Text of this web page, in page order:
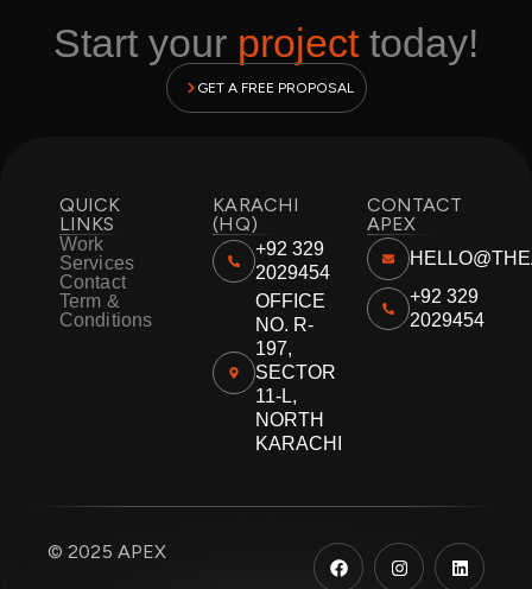
Start your projecttoday!
GET A FREE PROPOSAL
QUICK
LINKS
Work
Services
Contact
Term &
Conditions
KARACHI
(HQ)
+92 329
2029454
OFFICE
NO. R-
197,
SECTOR
11-L,
NORTH
KARACHI
CONTACT
APEX
+92 329
2029454
© 2025 APEX
F
a
I
n
L
i